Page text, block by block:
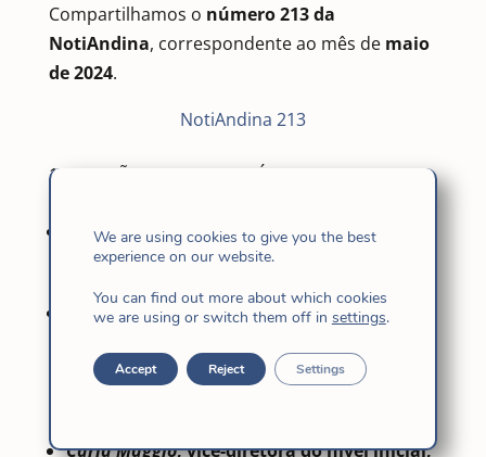
Compartilhamos o número 213 da
NotiAndina, correspondente ao mês de maio
de 2024.
NotiAndina 213
REUNIÃO DE GRUPOS BÍBLICOS. VILLA
Comunidade de Villa Ocampo – Argentina
Melissa Morales , educadora da escola
Carla Maggio, vice-diretora do nível inicial,
We are using cookies to give you the best
experience on our website.
You can find out more about which cookies
we are using or switch them off in settings.
Accept Reject Settings